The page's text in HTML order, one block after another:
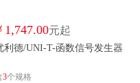
魏德米勒/
1,747.00元起
利德/UNI-T-函数信号发生器
3个规格